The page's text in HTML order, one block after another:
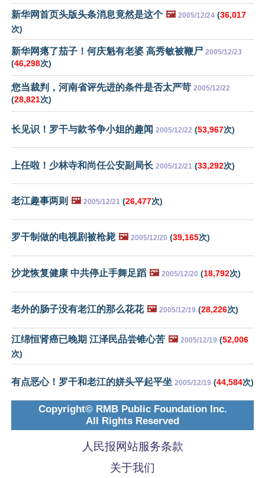
新华网首页头版头条消息竟然是这个 🖼️ 2005/12/24 (36,017
次)
新华网瘪了茄子！何庆魁有老婆 高秀敏被鞭尸 2005/12/23
(46,298次)
您当裁判，河南省评先进的条件是否太严苛 2005/12/22
(28,821次)
长见识！罗干与款爷争小姐的趣闻 2005/12/22 (53,967次)
上任啦！少林寺和尚任公安副局长 2005/12/21 (33,292次)
老江趣事两则 🖼️ 2005/12/21 (26,477次)
罗干制做的电视剧被枪毙 🖼️ 2005/12/20 (39,165次)
沙龙恢复健康 中共停止手舞足蹈 🖼️ 2005/12/20 (18,792次)
老外的肠子没有老江的那么花花 🖼️ 2005/12/19 (28,226次)
江绵恒肾癌已晚期 江泽民品尝锥心苦 🖼️ 2005/12/19 (52,006
次)
有点恶心！罗干和老江的姘头平起平坐 2005/12/19 (44,584次)
Copyright© RMB Public Foundation Inc.
All Rights Reserved
人民报网站服务条款
关于我们